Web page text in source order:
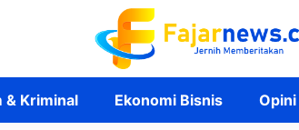
& Kriminal Ekonomi Bisnis Opini